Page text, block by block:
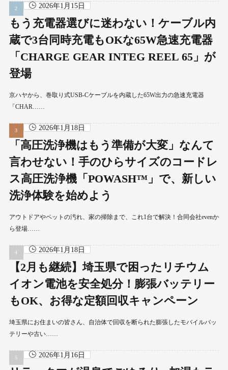
2026年1月15日
もう充電器選びに迷わない！ケーブル内
蔵で3台同時充電もOKな65W急速充電器
「CHARGE GEAR INTEG REEL 65」が
登場
京ハヤから、巻取り式USB-Cケーブルを内蔵した65W出力の急速充電器
「CHAR……
2026年1月18日
「高圧洗浄機はもう準備が大変」なんて
言わせない！手のひらサイズのコードレ
ス高圧洗浄機「POWASH™」で、新しい
洗浄体験を始めよう
アウトドアやペットの汚れ、家の掃除まで、これ1台で解決！合同会社evenか
ら登場……
2026年1月18日
【2月も継続】埼玉県で困ったリチウム
イオン電池を安全処分！膨張バッテリー
もOK、お得な定額回収キャンペーン
埼玉県にお住まいの皆さん、自治体で回収を断られた膨張したモバイルバッ
テリーや古い……
2026年1月16日